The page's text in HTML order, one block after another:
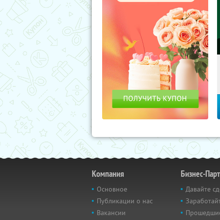
Компания
Основное
Публикации о нас
Вакансии
Бизнес-
Давайте